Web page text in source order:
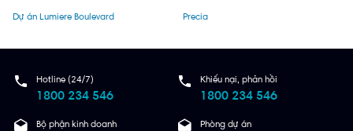
Dự án Lumiere Boulevard Precia
Hotline (24/7)
1800 234 546
Khiếu nại, phản hồi
1800 234 546
Bộ phận kinh doanh Phòng dự án